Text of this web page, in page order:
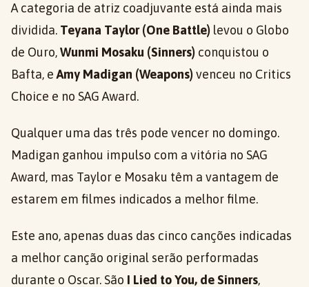
A categoria de atriz coadjuvante está ainda mais
dividida. Teyana Taylor (One Battle) levou o Globo
de Ouro,Wunmi Mosaku (Sinners) conquistou o
Bafta, eAmy Madigan (Weapons) venceu no Critics
Choice e no SAG Award.
Qualquer uma das três pode vencer no domingo.
Madigan ganhou impulso com a vitória no SAG
Award, mas Taylor e Mosaku têm a vantagem de
estarem em filmes indicados a melhor filme.
Este ano, apenas duas das cinco canções indicadas
a melhor canção original serão performadas
durante o Oscar. São I Lied to You, de Sinners,